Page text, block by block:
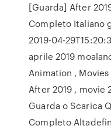
[Guarda] After
Completo Italiano
2019-04-
aprile 2019
Animation ,
After 2019 , movie
Guarda o Scarica
Completo